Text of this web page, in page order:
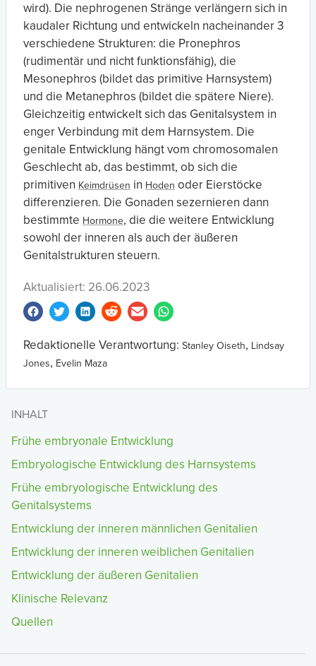
wird). Die nephrogenen Stränge verlängern sich in
kaudaler Richtung und entwickeln nacheinander 3
verschiedene Strukturen: die Pronephros
(rudimentär und nicht funktionsfähig), die
Mesonephros (bildet das primitive Harnsystem)
und die Metanephros (bildet die spätere Niere).
Gleichzeitig entwickelt sich das Genitalsystem in
enger Verbindung mit dem Harnsystem. Die
genitale Entwicklung hängt vom chromosomalen
Geschlecht ab, das bestimmt, ob sich die
primitiven Keimdrüsen in Hoden oder Eierstöcke
differenzieren. Die Gonaden sezernieren dann
bestimmte Hormone, die die weitere Entwicklung
sowohl der inneren als auch der äußeren
Genitalstrukturen steuern.
Aktualisiert: 26.06.2023
Redaktionelle Verantwortung: Stanley Oiseth, Lindsay
Jones, Evelin Maza
INHALT
Frühe embryonale Entwicklung
Embryologische Entwicklung des Harnsystems
Frühe embryologische Entwicklung des
Genitalsystems
Entwicklung der inneren männlichen Genitalien
Entwicklung der inneren weiblichen Genitalien
Entwicklung der äußeren Genitalien
Klinische Relevanz
Quellen